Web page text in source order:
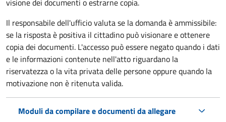
Il responsabile dell'ufficio valuta se la domanda è ammissibile:
se la risposta è positiva il cittadino può visionare e ottenere
copia dei documenti. L'accesso può essere negato quando i dati
e le informazioni contenute nell'atto riguardano la
riservatezza o la vita privata delle persone oppure quando la
motivazione non è ritenuta valida.
Moduli da compilare e documenti da allegare